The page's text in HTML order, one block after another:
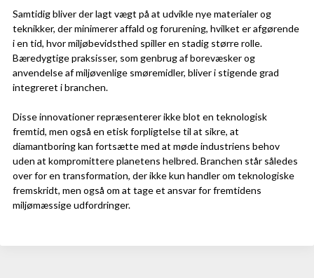
Samtidig bliver der lagt vægt på at udvikle nye materialer og
teknikker, der minimerer affald og forurening, hvilket er afgørende
i en tid, hvor miljøbevidsthed spiller en stadig større rolle.
Bæredygtige praksisser, som genbrug af borevæsker og
anvendelse af miljøvenlige smøremidler, bliver i stigende grad
integreret i branchen.
Disse innovationer repræsenterer ikke blot en teknologisk
fremtid, men også en etisk forpligtelse til at sikre, at
diamantboring kan fortsætte med at møde industriens behov
uden at kompromittere planetens helbred. Branchen står således
over for en transformation, der ikke kun handler om teknologiske
fremskridt, men også om at tage et ansvar for fremtidens
miljømæssige udfordringer.